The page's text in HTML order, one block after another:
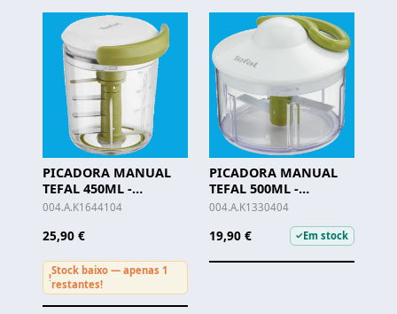
PICADORA MANUAL
TEFAL 450ML -
K1644104
004.A.K1644104
25,90 €
!
Stock baixo — apenas 1
restantes!
PICADORA MANUAL
TEFAL 500ML -
K1330404
004.A.K1330404
19,90 € ✓Em stock